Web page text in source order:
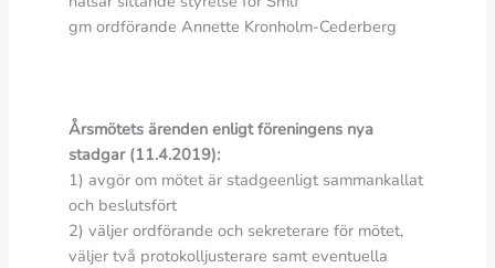
gm ordförande Annette Kronholm-Cederberg
Årsmötets ärenden enligt föreningens nya
stadgar (11.4.2019):
1) avgör om mötet är stadgeenligt sammankallat
och beslutsfört
2) väljer ordförande och sekreterare för mötet,
väljer två protokolljusterare samt eventuella